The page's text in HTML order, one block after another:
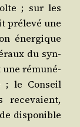
; sur les
pré­le­vé une
éner­gique
du syn­
une rému­né­
; le Conseil
rece­vaient,
dis­po­nible